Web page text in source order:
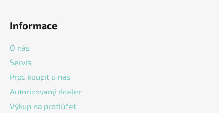
Informace
O nás
Servis
Proč koupit u nás
Autorizovaný dealer
Výkup na protiúčet